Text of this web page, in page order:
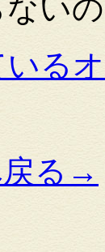
い
いる
戻る→